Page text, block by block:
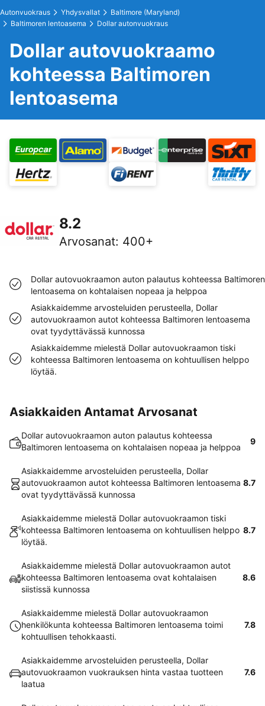
Autonvuokraus Yhdysvallat
Baltimore (Maryland)
Baltimoren lentoasema
Dollar autonvuokraus
Dollar autovuokraamo
kohteessa Baltimoren
lentoasema
8.2
Arvosanat: 400+
Dollar autovuokraamon auton palautus kohteessa Baltimoren
lentoasema on kohtalaisen nopeaa ja helppoa
Asiakkaidemme arvosteluiden perusteella, Dollar
autovuokraamon autot kohteessa Baltimoren lentoasema
ovat tyydyttävässä kunnossa
Asiakkaidemme mielestä Dollar autovuokraamon tiski
kohteessa Baltimoren lentoasema on kohtuullisen helppo
löytää.
Asiakkaiden Antamat Arvosanat
Dollar autovuokraamon auton palautus kohteessa
Baltimoren lentoasema on kohtalaisen nopeaa ja helppoa
9
Asiakkaidemme arvosteluiden perusteella, Dollar
autovuokraamon autot kohteessa Baltimoren lentoasema
ovat tyydyttävässä kunnossa
8.7
Asiakkaidemme mielestä Dollar autovuokraamon tiski
kohteessa Baltimoren lentoasema on kohtuullisen helppo
löytää.
8.7
Asiakkaidemme mielestä Dollar autovuokraamon autot
kohteessa Baltimoren lentoasema ovat kohtalaisen
siistissä kunnossa
8.6
Asiakkaidemme mielestä Dollar autovuokraamon
henkilökunta kohteessa Baltimoren lentoasema toimi
kohtuullisen tehokkaasti.
7.8
Asiakkaidemme arvosteluiden perusteella, Dollar
autovuokraamon vuokrauksen hinta vastaa tuotteen
laatua
7.6